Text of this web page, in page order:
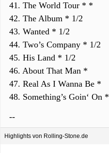
41. The World Tour * *
42. The Album * 1/2
43. Wanted * 1/2
44. Two’s Company * 1/2
45. His Land * 1/2
46. About That Man *
47. Real As I Wanna Be *
48. Something’s Goin‘ On *
--
Highlights von Rolling-Stone.de